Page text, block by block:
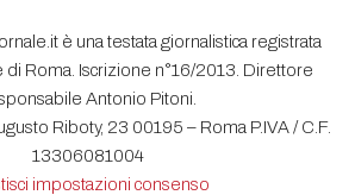
è una testata giornalistica registrata
di Roma. Iscrizione n°16/2013. Direttore
Antonio Pitoni.
Riboty, 23 00195 – Roma P.IVA / C.F.
13306081004
impostazioni consenso